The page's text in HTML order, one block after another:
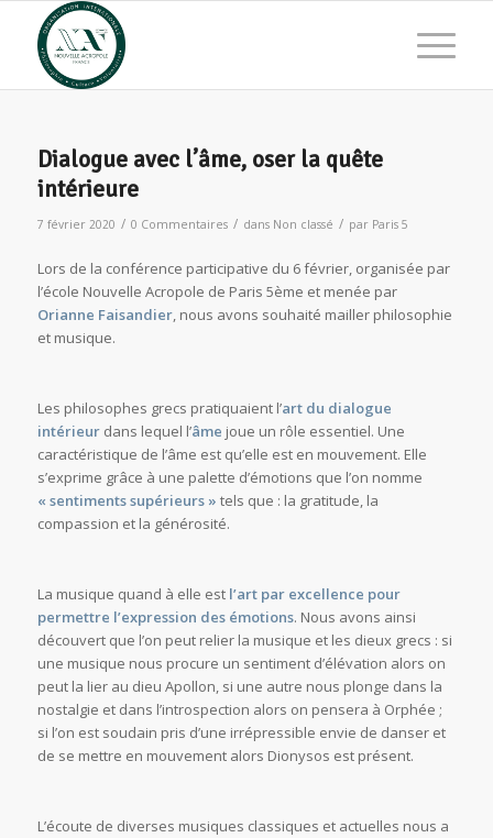
Dialogue avec l’âme, oser la quête
intérieure
7 février 2020 / 0 Commentaires / dans Non classé / par Paris 5
Lors de la conférence participative du 6 février, organisée par
l’école Nouvelle Acropole de Paris 5ème et menée par
Orianne Faisandier, nous avons souhaité mailler philosophie
et musique.
Les philosophes grecs pratiquaient l’art du dialogue
intérieurdans lequel l’âme joue un rôle essentiel. Une
caractéristique de l’âme est qu’elle est en mouvement. Elle
s’exprime grâce à une palette d’émotions que l’on nomme
« sentiments supérieurs » tels que : la gratitude, la
compassion et la générosité.
La musique quand à elle est l’art par excellence pour
permettre l’expression des émotions. Nous avons ainsi
découvert que l’on peut relier la musique et les dieux grecs : si
une musique nous procure un sentiment d’élévation alors on
peut la lier au dieu Apollon, si une autre nous plonge dans la
nostalgie et dans l’introspection alors on pensera à Orphée ;
si l’on est soudain pris d’une irrépressible envie de danser et
de se mettre en mouvement alors Dionysos est présent.
L’écoute de diverses musiques classiques et actuelles nous a